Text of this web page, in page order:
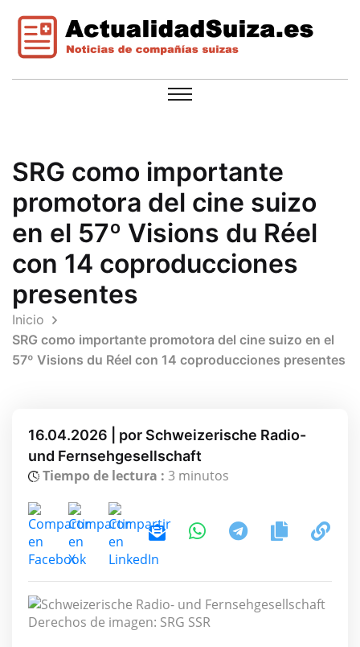
SRG como importante
promotora del cine suizo
en el 57º Visions du Réel
con 14 coproducciones
presentes
Inicio
SRG como importante promotora del cine suizo en el
57º Visions du Réel con 14 coproducciones presentes
16.04.2026 | por Schweizerische Radio-
und Fernsehgesellschaft
Tiempo de lectura : 3 minutos
Derechos de imagen: SRG SSR